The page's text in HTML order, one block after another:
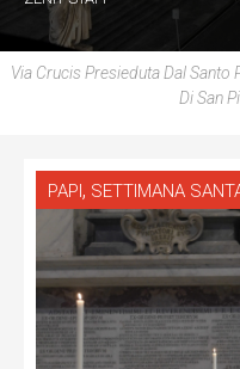
Via Crucis Presieduta Dal
Di San
PAPI , SETTIMANA